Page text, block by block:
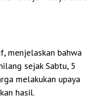
menjelaskan bahwa
sejak Sabtu, 5
melakukan upaya
hasil.